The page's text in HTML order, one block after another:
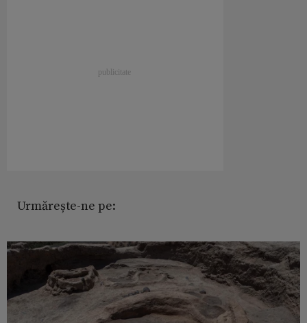
Urmărește-ne pe: